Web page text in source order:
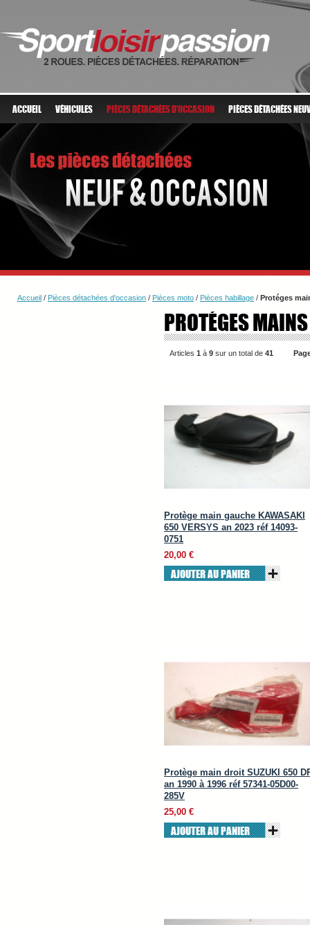
ACCUEIL VÉHICULES PIÈCES DÉTACHÉES D'OCCASION PIÈCES DÉTACHÉES
Accueil / Pièces détachées d'occasion / Pièces moto / Pièces habillage / Protéges
PROTÉGES MAINS
Articles 1 à 9 sur un total de 41
Protège main gauche KAWASAKI
650 VERSYS an 2023 réf 14093-
0751
20,00 €
AJOUTER AU PANIER
Protège main droit SUZUKI 650
an 1990 à 1996 réf 57341-05D00-
285V
25,00 €
AJOUTER AU PANIER